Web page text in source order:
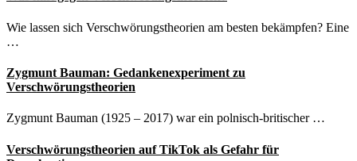
Wie lassen sich Verschwörungstheorien am besten bekämpfen? Eine
…
Zygmunt Bauman: Gedankenexperiment zu
Verschwörungstheorien
Zygmunt Bauman (1925 – 2017) war ein polnisch-britischer …
Verschwörungstheorien auf TikTok als Gefahr für